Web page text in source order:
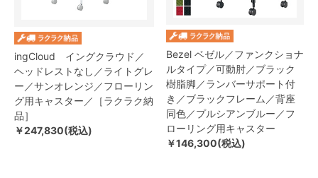
ingCloud イングクラウド／
ヘッドレストなし／ライトグレ
ー／サンオレンジ／フローリン
グ用キャスター／［ラクラク納
品］
￥247,830(税込)
Bezel ベゼル／ファンクショナ
ルタイプ／可動肘／ブラック
樹脂脚／ランバーサポート付
き／ブラックフレーム／背座
同色／プルシアンブルー／フ
ローリング用キャスター
￥146,300(税込)